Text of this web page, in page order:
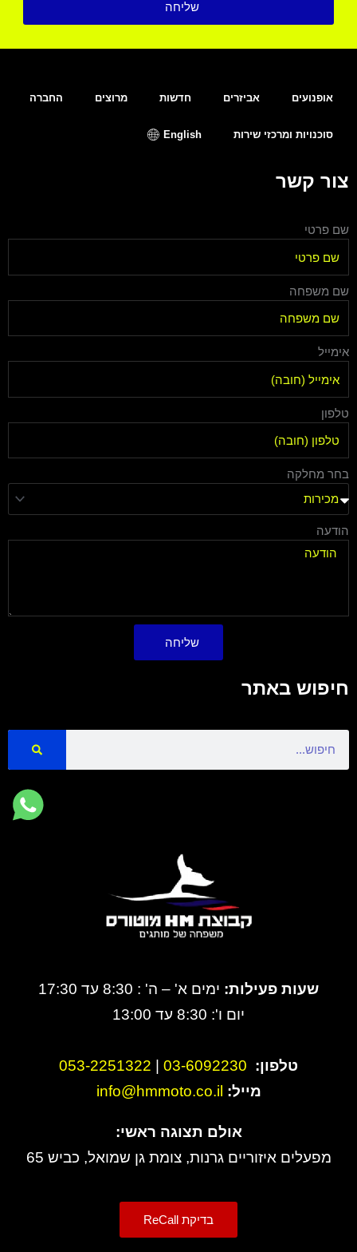
שליחה
אופנועים אביזרים חדשות מרוצים החברה
סוכנויות ומרכזי שירות English
צור קשר
שם פרטי
שם משפחה
אימייל
טלפון
בחר מחלקה
הודעה
שליחה
חיפוש באתר
שעות פעילות: ימים א' – ה' : 8:30 עד 17:30
יום ו': 8:30 עד 13:00
טלפון: 03-6092230
053-2251322
מייל: info@hmmoto.co.il
אולם תצוגה ראשי:
מפעלים איזוריים גרנות, צומת גן שמואל, כביש 65
בדיקת ReCall